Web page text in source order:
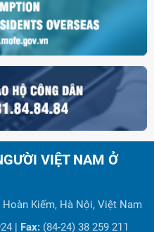
VIỆT NAM Ở
Hoàn Kiếm, Hà Nội, Việt Nam
| Fax: (84-24) 38 259 211